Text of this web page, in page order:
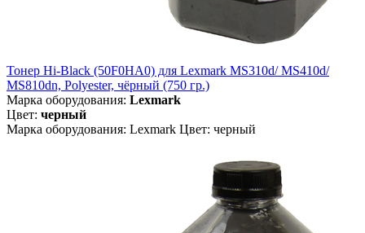
Тонер Hi-Black (50F0HA0) для Lexmark MS310d/ MS410d/
MS810dn, Polyester, чёрный (750 гр.)
Марка оборудования: Lexmark
Цвет: черный
Марка оборудования: Lexmark Цвет: черный